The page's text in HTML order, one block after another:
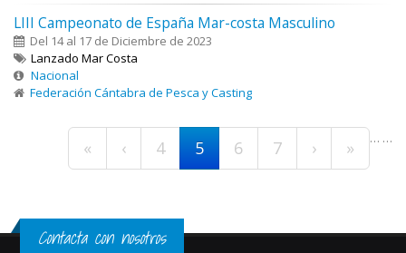
LIII Campeonato de España Mar-costa Masculino
Del 14 al 17 de Diciembre de 2023
Lanzado Mar Costa
Nacional
Federación Cántabra de Pesca y Casting
Páginas
« ‹ …
4 5 6 7 …
› »
Contacta con nosotros